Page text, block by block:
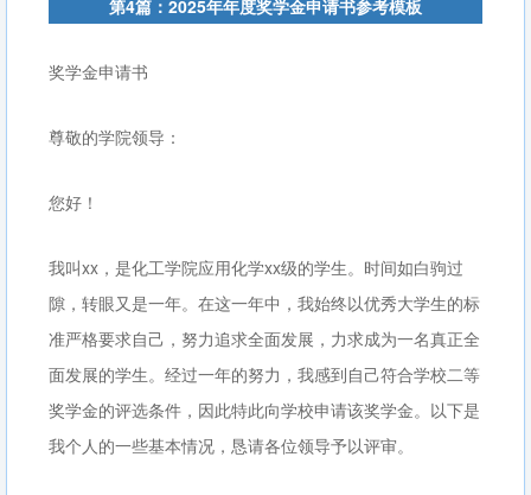
第4篇：2025年年度奖学金申请书参考模板
奖学金申请书
尊敬的学院领导：
您好！
我叫xx，是化工学院应用化学xx级的学生。时间如白驹过
隙，转眼又是一年。在这一年中，我始终以优秀大学生的标
准严格要求自己，努力追求全面发展，力求成为一名真正全
面发展的学生。经过一年的努力，我感到自己符合学校二等
奖学金的评选条件，因此特此向学校申请该奖学金。以下是
我个人的一些基本情况，恳请各位领导予以评审。